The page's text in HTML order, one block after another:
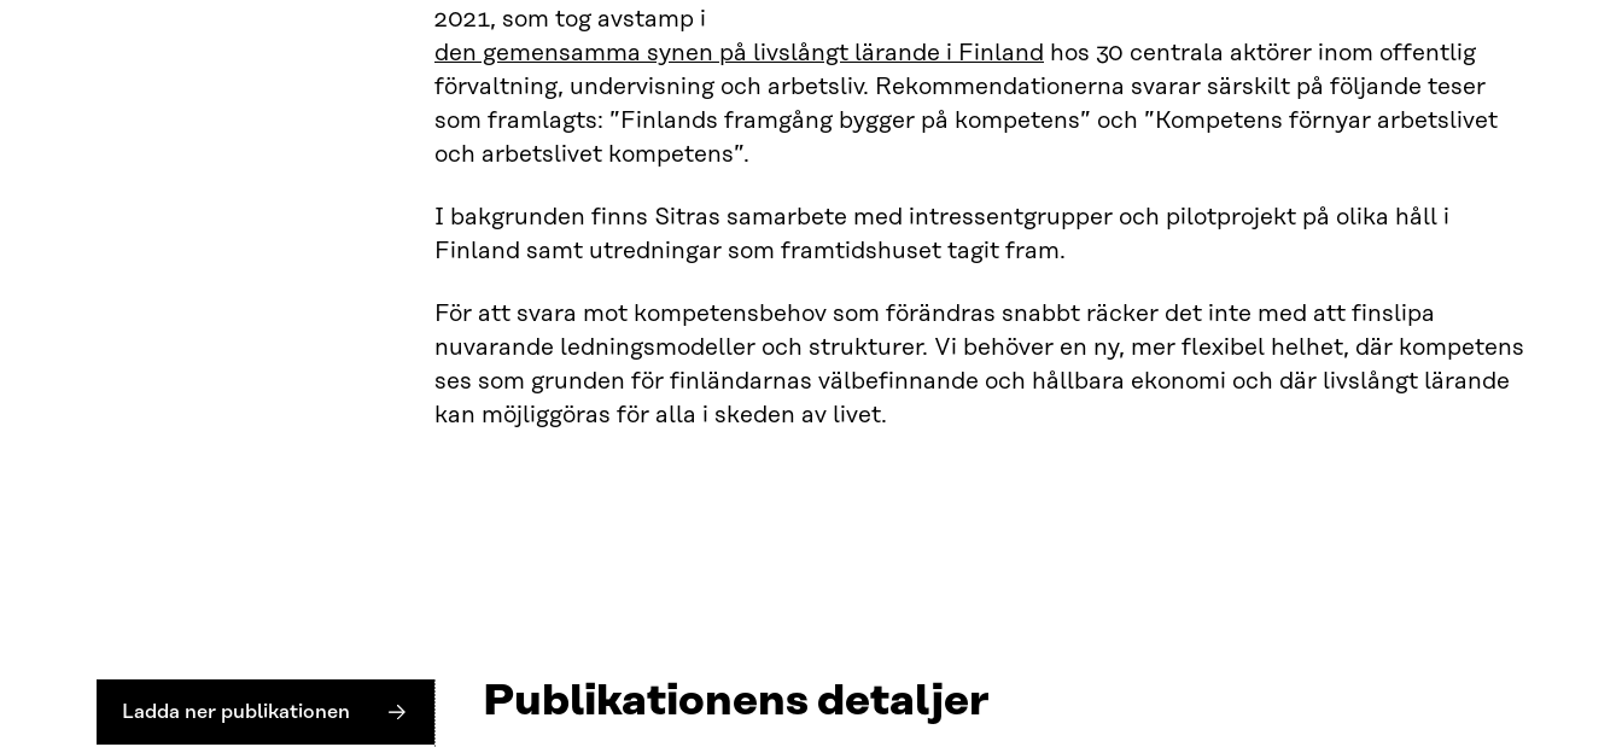
2021, som tog avstamp i
den gemensamma synen på livslångt lärande i Finland hos 30 centrala aktörer inom offentlig
förvaltning, undervisning och arbetsliv. Rekommendationerna svarar särskilt på följande teser
som framlagts: ”Finlands framgång bygger på kompetens” och ”Kompetens förnyar arbetslivet
och arbetslivet kompetens”.
I bakgrunden finns Sitras samarbete med intressentgrupper och pilotprojekt på olika håll i
Finland samt utredningar som framtidshuset tagit fram.
För att svara mot kompetensbehov som förändras snabbt räcker det inte med att finslipa
nuvarande ledningsmodeller och strukturer. Vi behöver en ny, mer flexibel helhet, där kompetens
ses som grunden för finländarnas välbefinnande och hållbara ekonomi och där livslångt lärande
kan möjliggöras för alla i skeden av livet.
Ladda ner publikationen Publikationens detaljer